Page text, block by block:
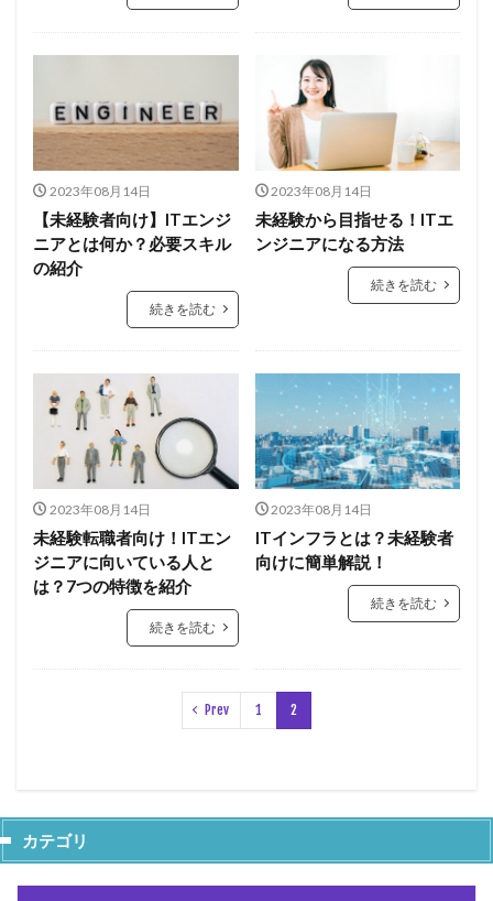
2023年08月14日
【未経験者向け】ITエンジ
ニアとは何か？必要スキル
の紹介
続きを読む
2023年08月14日
未経験から目指せる！ITエ
ンジニアになる方法
続きを読む
2023年08月14日
未経験転職者向け！ITエン
ジニアに向いている人と
は？7つの特徴を紹介
続きを読む
2023年08月14日
ITインフラとは？未経験者
向けに簡単解説！
続きを読む
Prev 1 2
カテゴリ